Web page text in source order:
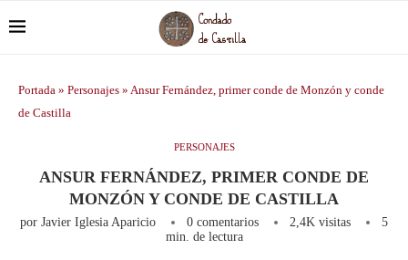
Portada » Personajes » Ansur Fernández, primer conde de Monzón y conde
de Castilla
PERSONAJES
ANSUR FERNÁNDEZ, PRIMER CONDE DE
MONZÓN Y CONDE DE CASTILLA
por Javier Iglesia Aparicio 0 comentarios 2,4K visitas
5
min. de lectura